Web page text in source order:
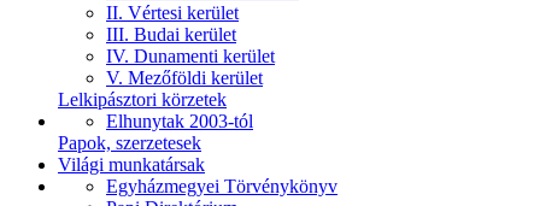
II. Vértesi kerület
III. Budai kerület
IV. Dunamenti kerület
V. Mezőföldi kerület
Lelkipásztori körzetek
Elhunytak 2003-tól
Papok, szerzetesek
Világi munkatársak
Egyházmegyei Törvénykönyv